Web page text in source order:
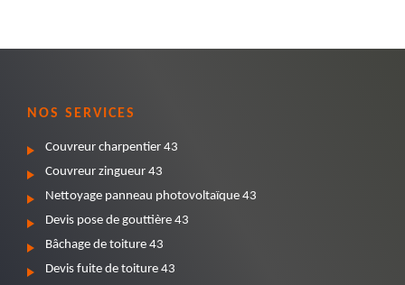
NOS SERVICES
Couvreur charpentier 43
Couvreur zingueur 43
Nettoyage panneau photovoltaïque 43
Devis pose de gouttière 43
Bâchage de toiture 43
Devis fuite de toiture 43